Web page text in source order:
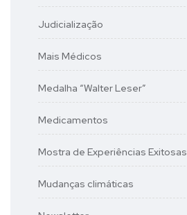
Judicialização
Mais Médicos
Medalha “Walter Leser”
Medicamentos
Mostra de Experiências Exitosas
Mudanças climáticas